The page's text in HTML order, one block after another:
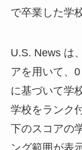
で卒業した学
U.S. News は
アを用いて、
に基づいて学
学校をランク
下のスコアの
ング範囲が表